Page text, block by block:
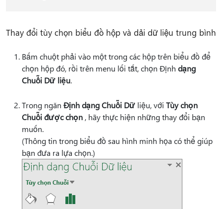
Thay đổi tùy chọn biểu đồ hộp và dải dữ liệu trung bình
Bấm chuột phải vào một trong các hộp trên biểu đồ để
chọn hộp đó, rồi trên menu lối tắt, chọn Định dạng
Chuỗi Dữ liệu.
Trong ngăn Định dạng Chuỗi Dữ liệu, với Tùy chọn
Chuỗi được chọn , hãy thực hiện những thay đổi bạn
muốn.
(Thông tin trong biểu đồ sau hình minh họa có thể giúp
bạn đưa ra lựa chọn.)